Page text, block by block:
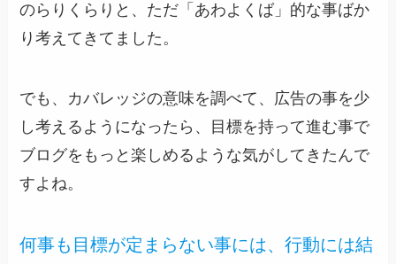
のらりくらりと、ただ「あわよくば」的な事ばか
り考えてきてました。
でも、カバレッジの意味を調べて、広告の事を少
し考えるようになったら、目標を持って進む事で
ブログをもっと楽しめるような気がしてきたんで
すよね。
何事も目標が定まらない事には、行動には結